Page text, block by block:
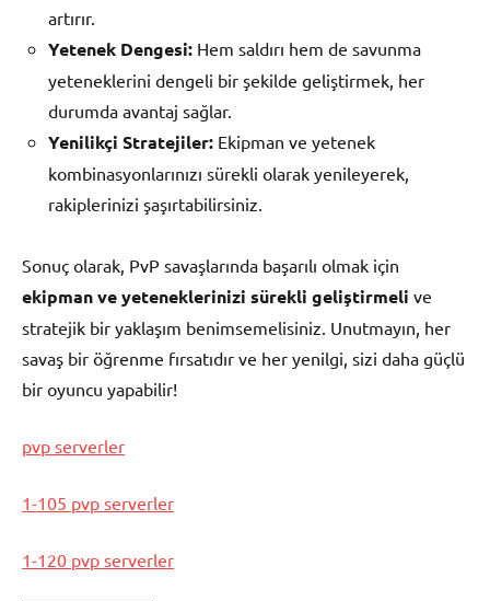
artırır.
Yetenek Dengesi: Hem saldırı hem de savunma
yeteneklerini dengeli bir şekilde geliştirmek, her
durumda avantaj sağlar.
Yenilikçi Stratejiler: Ekipman ve yetenek
kombinasyonlarınızı sürekli olarak yenileyerek,
rakiplerinizi şaşırtabilirsiniz.
Sonuç olarak, PvP savaşlarında başarılı olmak için
ekipman ve yeteneklerinizi sürekli geliştirmeli ve
stratejik bir yaklaşım benimsemelisiniz. Unutmayın, her
savaş bir öğrenme fırsatıdır ve her yenilgi, sizi daha güçlü
bir oyuncu yapabilir!
pvp serverler
1-105 pvp serverler
1-120 pvp serverler